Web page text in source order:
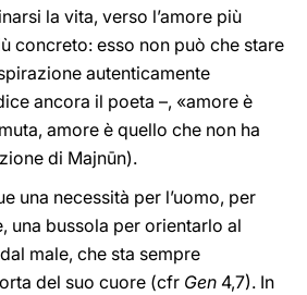
la vita, verso l’amore più
concreto: esso non può che stare
autenticamente
ancora il poeta –, «amore è
amore è quello che non ha
di Majnūn).
una necessità per l’uomo, per
una bussola per orientarlo al
male, che sta sempre
del suo cuore (cfr Gen 4,7). In